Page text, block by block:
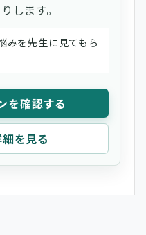
します。
みを先生に見てもら
を確認する
を見る